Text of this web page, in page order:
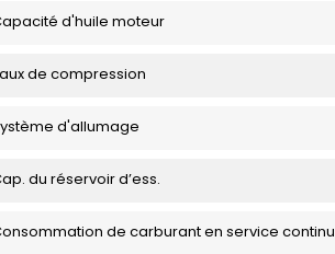
d'huile moteur
de compression
d'allumage
du réservoir d’ess.
de carburant en service continu